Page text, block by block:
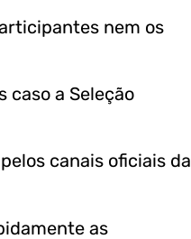
nem os
caso a Seleção
canais oficiais da
as